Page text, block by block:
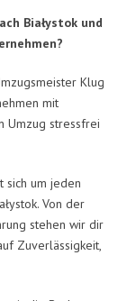
Białystok und
Klug
mit
Umzug stressfrei
sich um jeden
Von der
stehen wir dir
Zuverlässigkeit,